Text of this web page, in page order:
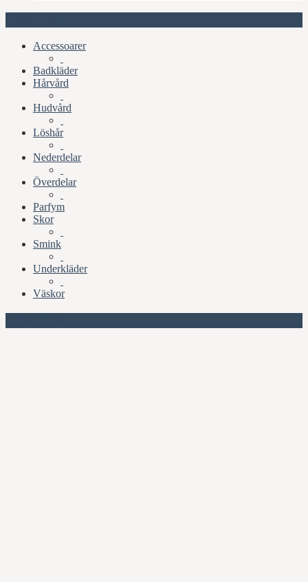
Accessoarer
Badkläder
Hårvård
Hudvård
Löshår
Nederdelar
Överdelar
Parfym
Skor
Smink
Underkläder
Väskor